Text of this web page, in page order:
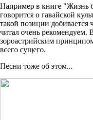
Например в книге "Жизнь
говорится о гавайской
такой позиции добивается
читал очень рекомендуем.
зороастрийским
всего сущего.
Песни тоже об этом...